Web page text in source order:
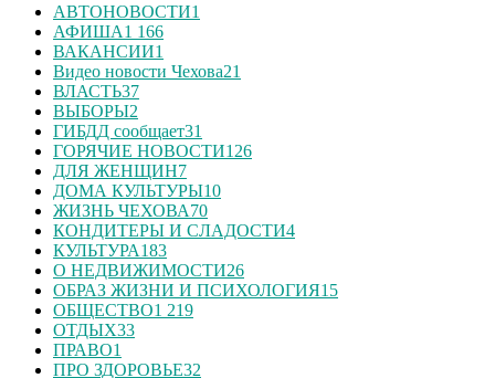
АВТОНОВОСТИ1
АФИША1 166
ВАКАНСИИ1
Видео новости Чехова21
ВЛАСТЬ37
ВЫБОРЫ2
ГИБДД сообщает31
ГОРЯЧИЕ НОВОСТИ126
ДЛЯ ЖЕНЩИН7
ДОМА КУЛЬТУРЫ10
ЖИЗНЬ ЧЕХОВА70
КОНДИТЕРЫ И СЛАДОСТИ4
КУЛЬТУРА183
О НЕДВИЖИМОСТИ26
ОБРАЗ ЖИЗНИ И ПСИХОЛОГИЯ15
ОБЩЕСТВО1 219
ОТДЫХ33
ПРАВО1
ПРО ЗДОРОВЬЕ32